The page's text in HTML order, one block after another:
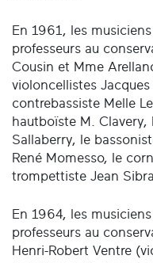
En 1961, les
professeurs au
Cousin et Mme
violoncellistes
contrebassiste Melle
hautboïste M.
Sallaberry, le
René Momesso, le
trompettiste Jean Sibra.
En 1964, les
professeurs au
Henri-Robert Ventre